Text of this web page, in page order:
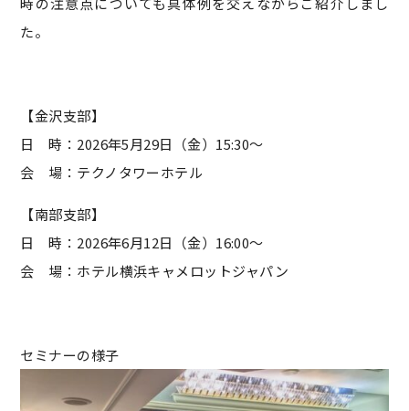
た。
【金沢支部】
日 時：2026年5月29日（金）15:30～
会 場：テクノタワーホテル
【南部支部】
日 時：2026年6月12日（金）16:00～
会 場：ホテル横浜キャメロットジャパン
セミナーの様子